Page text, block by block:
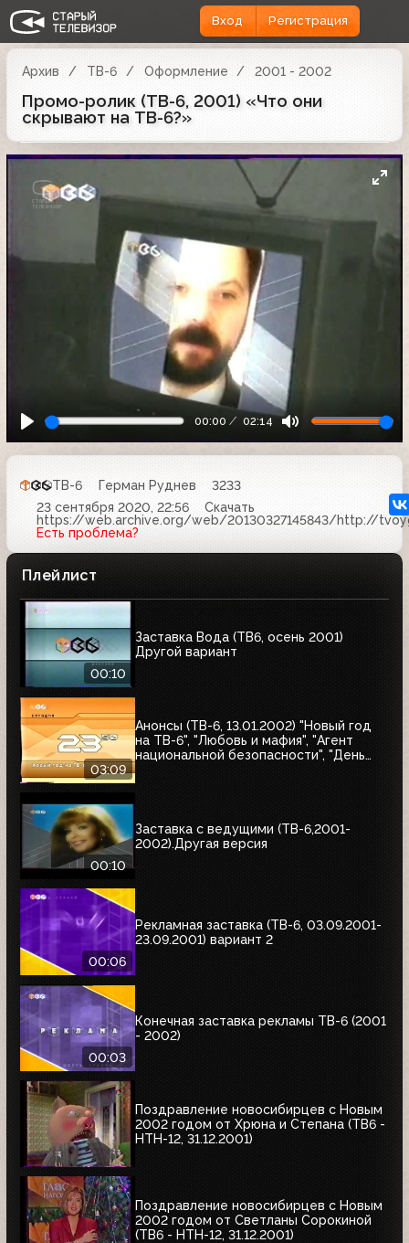
Вход Регистрация
Архив ТВ-6 Оформление 2001 - 2002
Промо-ролик (ТВ-6, 2001) «Что они
скрывают на ТВ-6?»
00:00 02:14
ТВ-6 Герман Руднев
3233
23 сентября 2020, 22:56
Скачать
https://web.archive.org/web/20130327145843/http://
Есть проблема?
Плейлист
00:10
Заставка Вода (ТВ6, осень 2001)
Другой вариант
03:09
Анонсы (ТВ-6, 13.01.2002) "Новый год
на ТВ-6", "Любовь и мафия", "Агент
национальной безопасности", "День
00:10
Заставка с ведущими (ТВ-6,2001-
2002).Другая версия
00:06
Рекламная заставка (ТВ-6, 03.09.2001-
23.09.2001) вариант 2
00:03
Конечная заставка рекламы ТВ-6 (2001
- 2002)
Поздравление новосибирцев с Новым
2002 годом от Хрюна и Степана (ТВ6 -
НТН-12, 31.12.2001)
Поздравление новосибирцев с Новым
2002 годом от Светланы Сорокиной
(ТВ6 - НТН-12, 31.12.2001)